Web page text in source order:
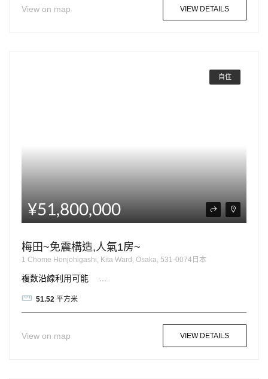
View on map VIEW DETAILS
自住
¥51,800,000
梅田~免震構造,人氣1房~
1 Chome Honjohigashi, Kita Ward, Osaka, 531-0074日本
複数沿線利用可能 ...
51.52 平方米
View on map VIEW DETAILS